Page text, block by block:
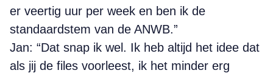
er veertig uur per week en ben ik de
standaardstem van de ANWB.”
Jan: “Dat snap ik wel. Ik heb altijd het idee dat
als jij de files voorleest, ik het minder erg